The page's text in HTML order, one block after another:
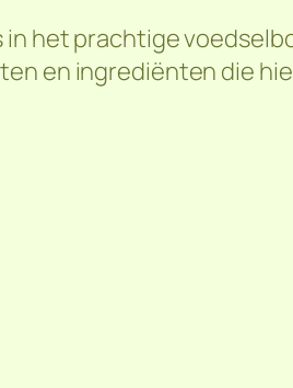
het prachtige
en ingrediënten die